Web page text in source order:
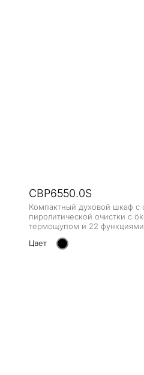
CBP6550.0S
Компактный духовой шкаф с
пиролитической очистки с
термощупом и 22 функциями
Цвет